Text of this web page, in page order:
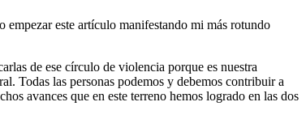
este artículo manifestando mi más rotundo
de ese círculo de violencia porque es nuestra
Todas las personas podemos y debemos contribuir a
avances que en este terreno hemos logrado en las dos